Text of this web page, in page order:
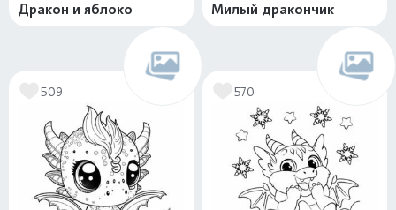
Дракон и яблоко Милый дракончик
509 570